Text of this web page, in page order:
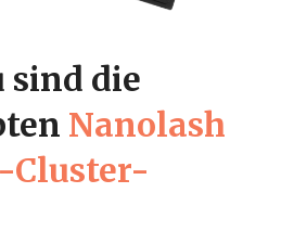
sind die
Nanolash
Cluster-